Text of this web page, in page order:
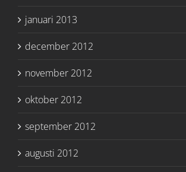
januari 2013
december 2012
november 2012
oktober 2012
september 2012
augusti 2012